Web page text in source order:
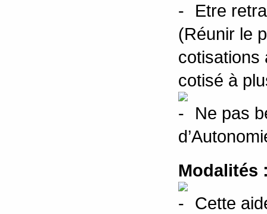
Etre
(Réunir le
cotisations
cotisé à
Ne pas
Modalités
Cette